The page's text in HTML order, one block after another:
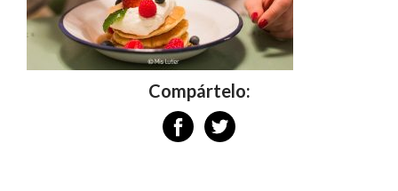
Compártelo: